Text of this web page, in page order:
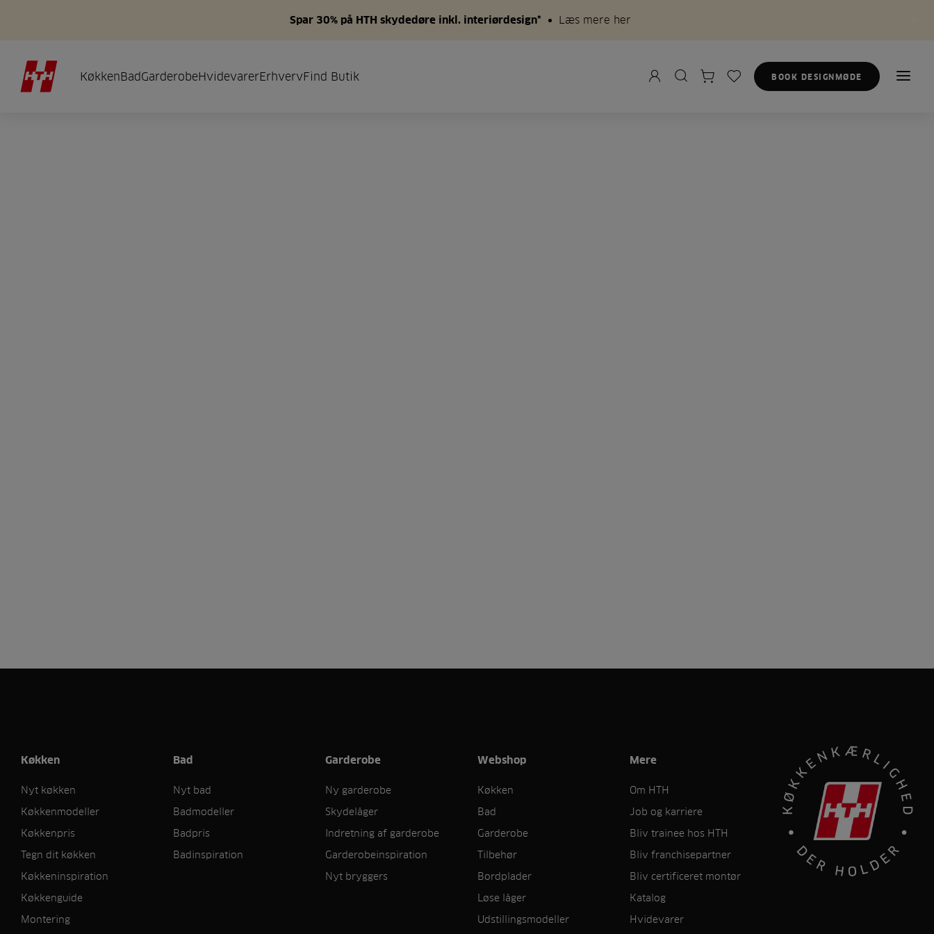
Spar 30% på HTH skydedøre inkl. interiørdesign* Læs mere her
KøkkenBadGarderobeHvidevarerErhvervFind Butik BOOK DESIGNMØDE
Køkken
Nyt køkken
Køkkenmodeller
Køkkenpris
Tegn dit køkken
Køkkeninspiration
Køkkenguide
Montering
Bad
Nyt bad
Badmodeller
Badpris
Badinspiration
Garderobe
Ny garderobe
Skydelåger
Indretning af garderobe
Garderobeinspiration
Nyt bryggers
Webshop
Køkken
Bad
Garderobe
Tilbehør
Bordplader
Løse låger
Udstillingsmodeller
Mere
Om HTH
Job og karriere
Bliv trainee hos HTH
Bliv franchisepartner
Bliv certificeret montør
Katalog
Hvidevarer